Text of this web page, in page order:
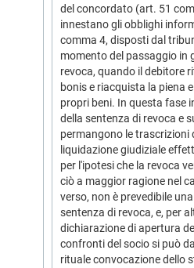
del concordato (art. 51
innestano gli obblighi
comma 4, disposti dal
momento del passaggio in
revoca, quando il debitore
bonis e riacquista la piena
propri beni. In questa fase
della sentenza di revoca e
permangono le trascrizioni
liquidazione giudiziale
per l'ipotesi che la revoca
ciò a maggior ragione nel
verso, non è prevedibile
sentenza di revoca, e, per
dichiarazione di apertura
confronti del socio si può
rituale convocazione dello